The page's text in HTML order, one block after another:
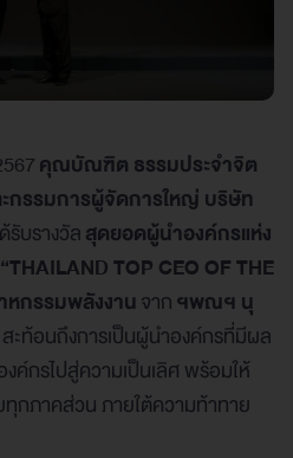
คุณบัณฑิต ธรรมประจำจิต
กรรมการผู้จัดการใหญ่ บริษัท
รับรางวัลสุดยอดผู้นำองค์กรแห่ง
“THAILAND TOP CEO OF THE
หกรรมพลังงานจากฯพณฯ นุ
สะท้อนถึงการเป็นผู้นำองค์กรที่มีผล
ค์กรไปสู่ความเป็นเลิศ พร้อมให้
กภาคส่วน ภายใต้ความท้าทาย